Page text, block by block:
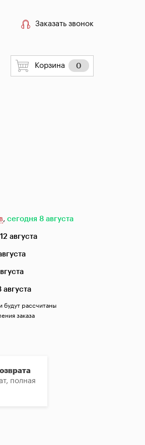
Заказать звонок
Корзина 0
, сегодня 8 августа
12 августа
августа
будут рассчитаны
заказа
полная